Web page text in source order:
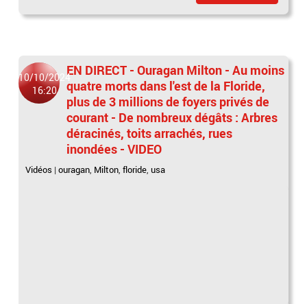
10/10/2024
16:20
EN DIRECT - Ouragan Milton - Au moins
quatre morts dans l'est de la Floride,
plus de 3 millions de foyers privés de
courant - De nombreux dégâts : Arbres
déracinés, toits arrachés, rues
inondées - VIDEO
Vidéos |ouragan Milton ,floride ,usa